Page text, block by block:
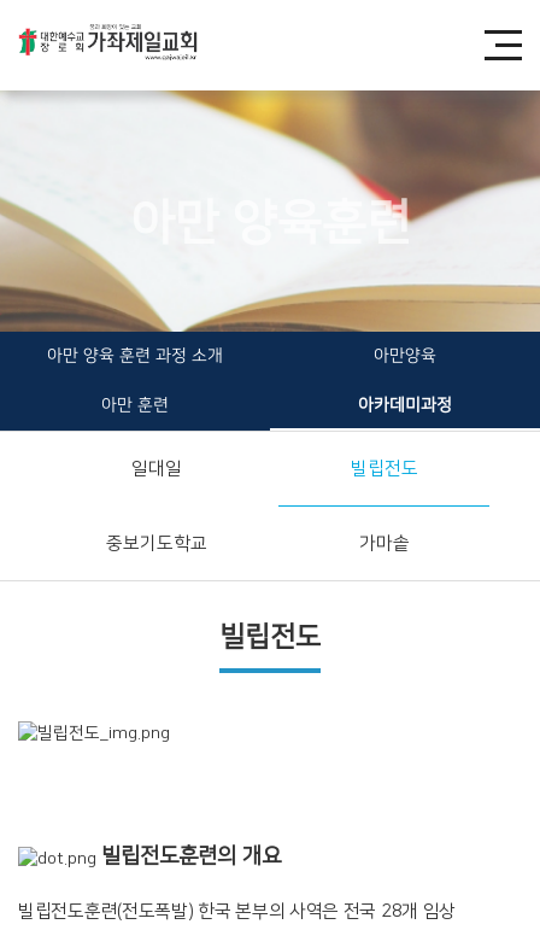
아만 양육훈련
아만 양육 훈련 과정 소개 아만양육
아만 훈련 아카데미과정
일대일 빌립전도
중보기도학교 가마솥
빌립전도
빌립전도훈련의 개요
빌립전도훈련(전도폭발) 한국 본부의 사역은 전국 28개 임상